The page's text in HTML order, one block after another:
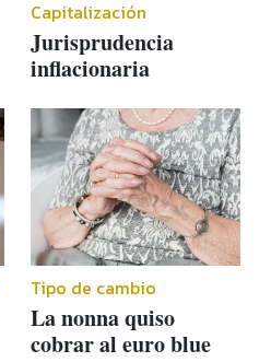
Capitalización
Jurisprudencia
inflacionaria
Tipo de cambio
La nonna quiso
cobrar al euro blue